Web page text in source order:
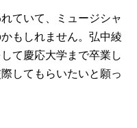
ていて、ミュージシャ
もしれません。弘中綾
て慶応大学まで卒業し
してもらいたいと願っ